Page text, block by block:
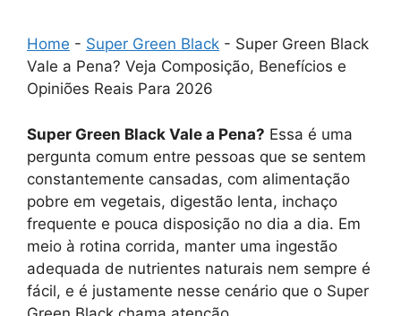
Home - Super Green Black - Super Green Black
Vale a Pena? Veja Composição, Benefícios e
Opiniões Reais Para 2026
Super Green Black Vale a Pena? Essa é uma
pergunta comum entre pessoas que se sentem
constantemente cansadas, com alimentação
pobre em vegetais, digestão lenta, inchaço
frequente e pouca disposição no dia a dia. Em
meio à rotina corrida, manter uma ingestão
adequada de nutrientes naturais nem sempre é
fácil, e é justamente nesse cenário que o Super